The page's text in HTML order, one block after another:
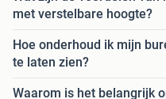
met verstelbare hoogte?
Hoe onderhoud ik mijn
te laten zien?
Waarom is het belangrijk